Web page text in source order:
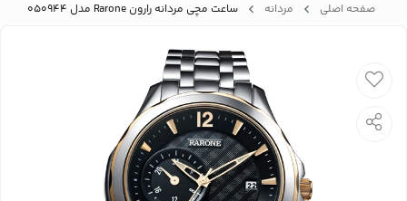
صفحه اصلی مردانه ساعت مچی مردانه رارون Rarone مدل 88050944